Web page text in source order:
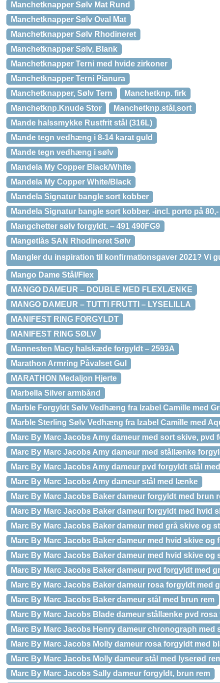
Manchetknapper Sølv Mat Rund
Manchetknapper Sølv Oval Mat
Manchetknapper Sølv Rhodineret
Manchetknapper Sølv, Blank
Manchetknapper Terni med hvide zirkoner
Manchetknapper Terni Pianura
Manchetknapper, Sølv Tern
Manchetknp. firk
Manchetknp.Knude Stor
Manchetknp.stål,sort
Mande halssmykke Rustfrit stål (316L)
Mande tegn vedhæng i 8-14 karat guld
Mande tegn vedhæng i sølv
Mandela My Copper Black/White
Mandela My Copper White/Black
Mandela Signatur bangle sort kobber
Mandela Signatur bangle sort kobber. -incl. porto på 80,-
Mangchetter sølv forgyldt. – 491 490FG9
Mangetlås SAN Rhodineret Sølv
Mangler du inspiration til konfirmationsgaver 2021? Vi
Mango Dame Stål/Flex
MANGO DAMEUR – DOUBLE MED FLEXLÆNKE
MANGO DAMEUR – TUTTI FRUTTI – LYSELILLA
MANIFEST RING FORGYLDT
MANIFEST RING SØLV
Mannesten Macy halskæde forgyldt – 2593A
Marathon Armring Påvalset Gul
MARATHON Medaljon Hjerte
Marbella Silver armbånd
Marble Forgyldt Sølv Vedhæng fra Izabel Camille med
Marble Sterling Sølv Vedhæng fra Izabel Camille med
Marc By Marc Jacobs Amy dameur med sort skive, pvd
Marc By Marc Jacobs Amy dameur med stållænke
Marc By Marc Jacobs Amy dameur pvd forgyldt stål
Marc By Marc Jacobs Amy dameur stål med lænke
Marc By Marc Jacobs Baker dameur forgyldt med brun
Marc By Marc Jacobs Baker dameur forgyldt med hvid
Marc By Marc Jacobs Baker dameur med grå skive og
Marc By Marc Jacobs Baker dameur med hvid skive
Marc By Marc Jacobs Baker dameur med hvid skive og
Marc By Marc Jacobs Baker dameur pvd forgyldt med
Marc By Marc Jacobs Baker dameur rosa forgyldt med
Marc By Marc Jacobs Baker dameur stål med brun rem
Marc By Marc Jacobs Blade dameur stållænke pvd
Marc By Marc Jacobs Henry dameur chronograph
Marc By Marc Jacobs Molly dameur rosa forgyldt med
Marc By Marc Jacobs Molly dameur stål med lyserød
Marc By Marc Jacobs Sally dameur forgyldt, brun rem